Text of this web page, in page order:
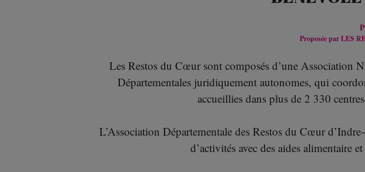
Proposée parLES
Les Restos du Cœur sont composés d’une Association
Départementales juridiquement autonomes, qui
accueillies dans plus de 2 330
L’Association Départementale des Restos du Cœur
d’activités avec des aides alimentaire